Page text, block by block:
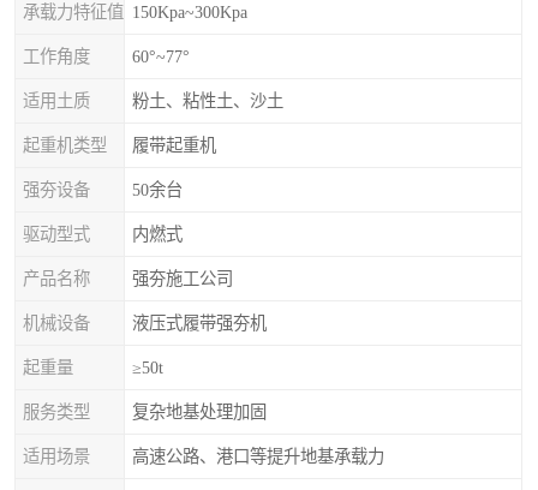
承载力特征值 150Kpa~300Kpa
工作角度 60°~77°
适用土质 粉土、粘性土、沙土
起重机类型 履带起重机
强夯设备 50余台
驱动型式 内燃式
产品名称 强夯施工公司
机械设备 液压式履带强夯机
起重量 ≥50t
服务类型 复杂地基处理加固
适用场景 高速公路、港口等提升地基承载力